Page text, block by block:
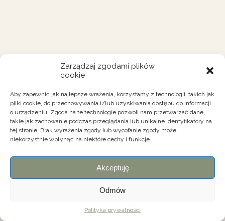
Zarządzaj zgodami plików
cookie
Aby zapewnić jak najlepsze wrażenia, korzystamy z technologii, takich jak
pliki cookie, do przechowywania i/lub uzyskiwania dostępu do informacji
o urządzeniu. Zgoda na te technologie pozwoli nam przetwarzać dane,
takie jak zachowanie podczas przeglądania lub unikalne identyfikatory na
tej stronie. Brak wyrażenia zgody lub wycofanie zgody może
niekorzystnie wpłynąć na niektóre cechy i funkcje.
Akceptuję
Odmów
Polityka prywatności